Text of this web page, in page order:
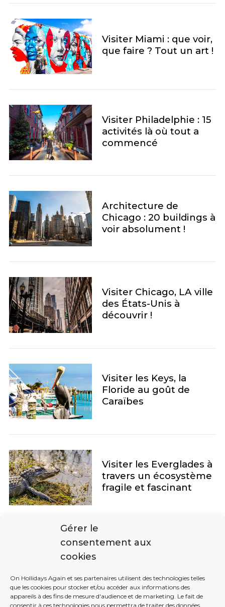
Gérer le
consentement aux
cookies
On Hollidays Again et ses partenaires utilisent des technologies telles
que les cookies pour stocker et/ou accéder aux informations des
appareils à des fins de mesure d'audience et de marketing. Le fait de
consentir à ces technologies nous permettra de traiter des données
Visiter Miami : que voir,
que faire ? Tout un art !
Visiter Philadelphie : 15
activités là où tout a
commencé
Architecture de
Chicago : 20 buildings à
voir absolument !
Visiter Chicago, LA ville
des États-Unis à
découvrir !
Visiter les Keys, la
Floride au goût de
Caraïbes
Visiter les Everglades à
travers un écosystème
fragile et fascinant
g
i